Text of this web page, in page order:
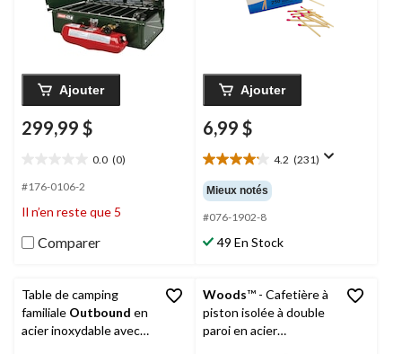
Ajouter
299,99 $
0.0 (0)
étoile(s)
5.
#176-0106-2
Il n’en reste que 5
Comparer
Ajouter
6,99 $
4.2 (231)
4.2
étoile(s)
sur
5.
231
évaluations
Mieux notés
#076-1902-8
49 En Stock
Table de camping
familiale Outbound en
acier inoxydable avec
Woods™ - Cafetière à
piston isolée à double
paroi en acier